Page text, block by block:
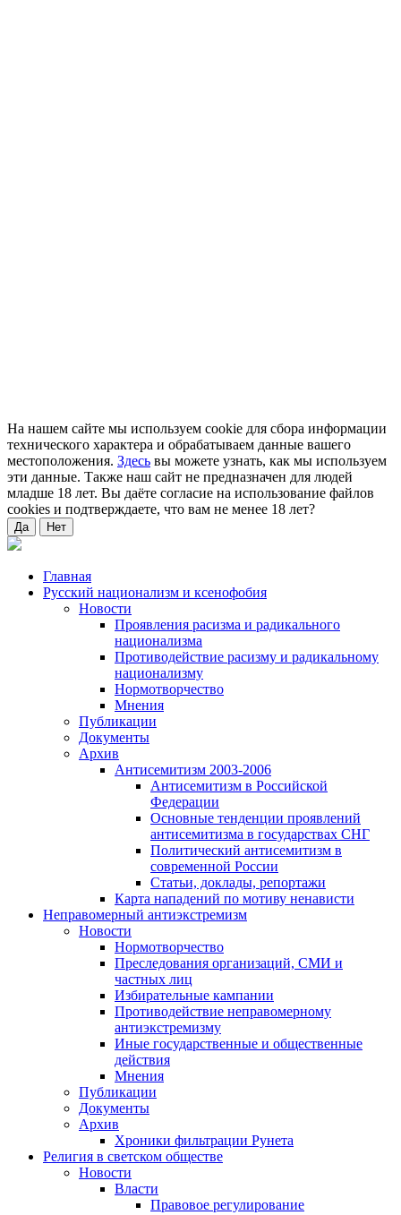
На нашем сайте мы используем cookie для сбора информации
технического характера и обрабатываем данные вашего
местоположения. Здесь вы можете узнать, как мы используем
эти данные. Также наш сайт не предназначен для людей
младше 18 лет. Вы даёте согласие на использование файлов
cookies и подтверждаете, что вам не менее 18 лет?
Да Нет
Главная
Русский национализм и ксенофобия
Новости
Проявления расизма и радикального
национализма
Противодействие расизму и радикальному
национализму
Нормотворчество
Мнения
Публикации
Документы
Архив
Антисемитизм 2003-2006
Антисемитизм в Российской
Федерации
Основные тенденции проявлений
антисемитизма в государствах СНГ
Политический антисемитизм в
современной России
Статьи, доклады, репортажи
Карта нападений по мотиву ненависти
Неправомерный антиэкстремизм
Новости
Нормотворчество
Преследования организаций, СМИ и
частных лиц
Избирательные кампании
Противодействие неправомерному
антиэкстремизму
Иные государственные и общественные
действия
Мнения
Публикации
Документы
Архив
Хроники фильтрации Рунета
Религия в светском обществе
Новости
Власти
Правовое регулирование